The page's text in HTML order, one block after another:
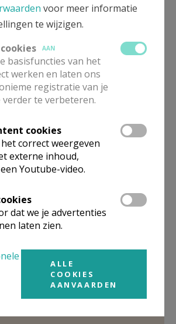
4
004
je zocht? Hier vind je links naar de
voor meer informatie
te wijzigen.
AAN
basisfuncties van het
werken en laten ons
registratie van je
te verbeteren.
cookies
correct weergeven
externe inhoud,
Youtube-video.
dat we je advertenties
laten zien.
ALLE
COOKIES
AANVAARDEN